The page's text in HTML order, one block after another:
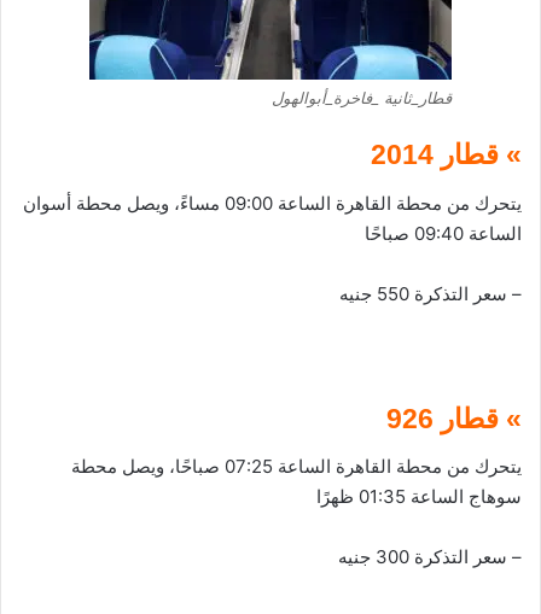
قطار_ثانية _فاخرة_أبوالهول
» قطار 2014
يتحرك من محطة القاهرة الساعة 09:00 مساءً، ويصل محطة أسوان
الساعة 09:40 صباحًا
– سعر التذكرة 550 جنيه
» قطار 926
يتحرك من محطة القاهرة الساعة 07:25 صباحًا، ويصل محطة
سوهاج الساعة 01:35 ظهرًا
– سعر التذكرة 300 جنيه